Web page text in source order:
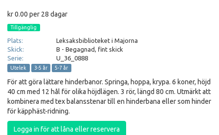
kr 0.00 per 28 dagar
Tillgänglig
Plats:
Leksaksbiblioteket i Majorna
Skick:
B - Begagnad, fint skick
Serie:
U_36_0888
Utelek 3-5 år 5-7 år
För att göra lättare hinderbanor. Springa, hoppa, krypa. 6 koner, höjd
40 cm med 12 hål för olika höjdlägen. 3 rör, längd 80 cm. Utmärkt att
kombinera med tex balansstenar till en hinderbana eller som hinder
för käpphäst-ridning.
Logga in för att låna eller reservera